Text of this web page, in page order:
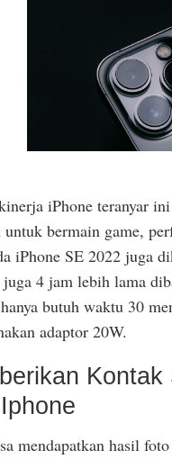
iPhone teranyar
bermain game,
iPhone SE 2022 juga
4 jam lebih lama
butuh waktu 30
adaptor 20W.
mendapatkan hasil